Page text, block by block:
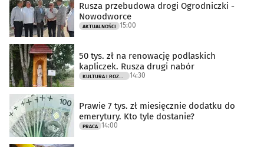
Rusza przebudowa drogi Ogrodniczki -
Nowodworce
AKTUALNOŚCI 15:00
50 tys. zł na renowację podlaskich
kapliczek. Rusza drugi nabór
KULTURA I ROZRYWKA 14:30
Prawie 7 tys. zł miesięcznie dodatku do
emerytury. Kto tyle dostanie?
PRACA 14:00